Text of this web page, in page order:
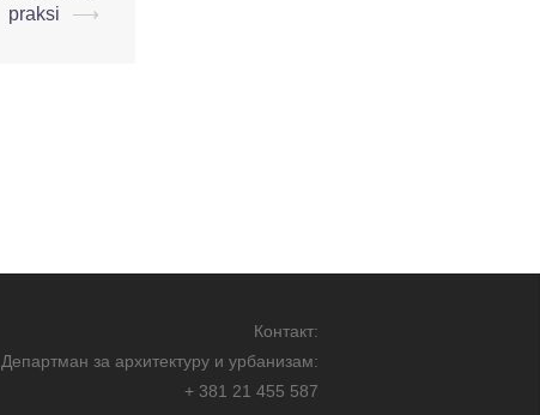
praksi
⟶
Контакт:
Департман за архитектуру и урбанизам:
+ 381 21 455 587